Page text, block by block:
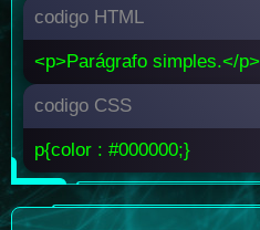
codigo HTML
<p>Parágrafo simples.</p>
codigo CSS
p{color : #000000;}